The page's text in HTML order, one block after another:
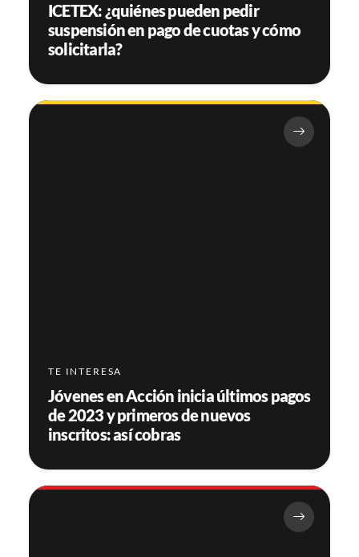
ICETEX: ¿quiénes pueden pedir
suspensión en pago de cuotas y cómo
solicitarla?
TE INTERESA
Jóvenes en Acción inicia últimos pagos
de 2023 y primeros de nuevos
inscritos: así cobras